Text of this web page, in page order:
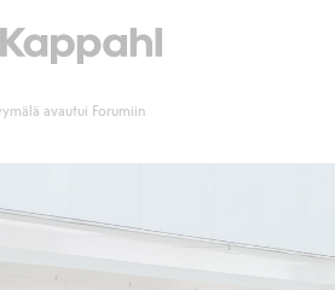
avautui Forumiin